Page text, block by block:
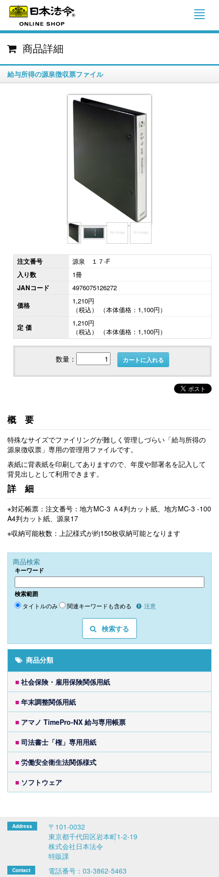
商品詳細
給与所得の源泉徴収票ファイル
注文番号
源泉 １７-F
入り数
1冊
JANコード
4976075126272
価格
1,210円
（税込） （本体価格：1,100円）
定 価
1,210円
（税込） （本体価格：1,100円）
数量： カートに入れる
概要
特殊なサイズでファイリングが難しく管理しづらい「給与所得の
源泉徴収票」専用の管理用ファイルです。
表紙に背表紙を印刷してありますので、年度や部署名を記入して
背見出しとして利用できます。
詳細
※対応帳票：注文番号：地方MC-3 Ａ4判カット紙、地方MC-3 -100
A4判カット紙、源泉17
※収納可能枚数：上記様式が約150枚収納可能となります
商品検索
キーワード
検索範囲
タイトルのみ 関連キーワードも含める 注意
検索する
商品分類
■ 社会保険・雇用保険関係用紙
■ 年末調整関係用紙
■ アマノ TimePro-NX 給与専用帳票
■ 司法書士「権」専用用紙
■ 労働安全衛生法関係様式
■ ソフトウェア
〒101-0032
東京都千代田区岩本町1-2-19
株式会社日本法令
特販課
電話番号：03-3862-5463